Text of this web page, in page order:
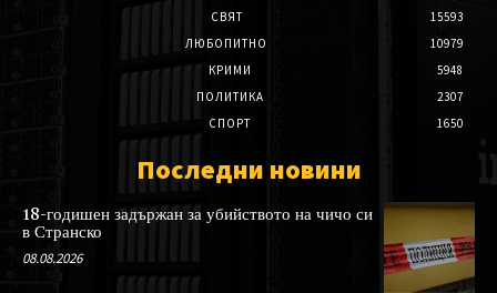
СВЯТ
15593
ЛЮБОПИТНО
10979
КРИМИ
5948
ПОЛИТИКА
2307
СПОРТ
1650
Последни новини
18-годишен задържан за убийството на чичо си
в Странско
08.08.2026